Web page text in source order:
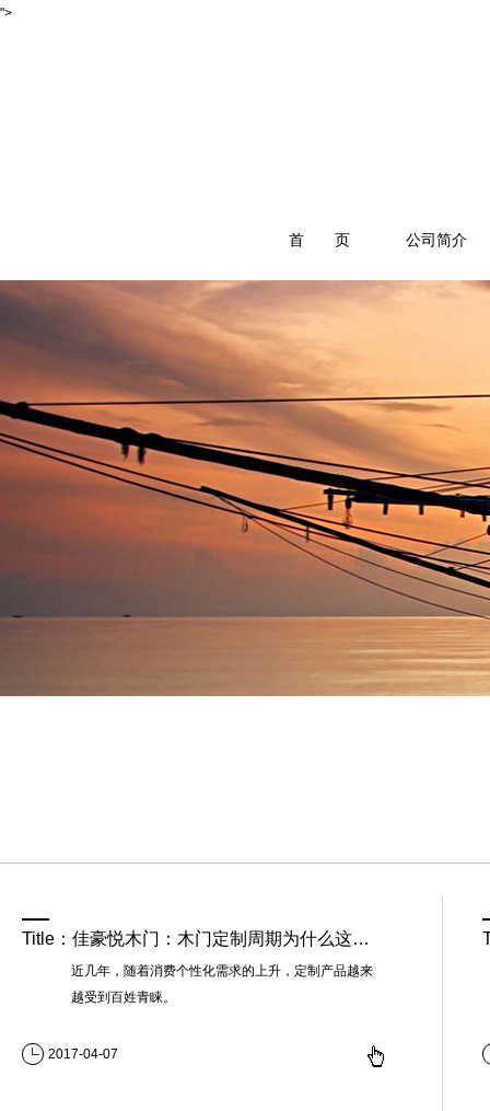
">
首 页 公司简介
Title：佳豪悦木门：木门定制周期为什么这么长？值得一看！：
近几年，随着消费个性化需求的上升，定制产品越来
越受到百姓青睐。
2017-04-07